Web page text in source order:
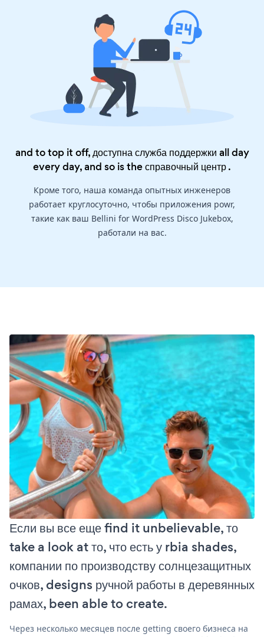
and to top it off, доступна служба поддержки all day
every day, and so is theсправочный центр.
Кроме того, наша команда опытных инженеров
работает круглосуточно, чтобы приложения powr,
такие как ваш Bellini for WordPress Disco Jukebox,
работали на вас.
Если вы все еще find it unbelievable, то
take a look at то, что есть у rbia shades,
компании по производству солнцезащитных
очков, designs ручной работы в деревянных
рамах, been able to create.
Через несколько месяцев после getting своего бизнеса на